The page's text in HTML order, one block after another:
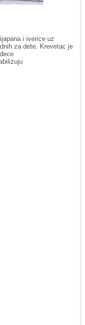
i iverice uz
za dete. Krevetac je